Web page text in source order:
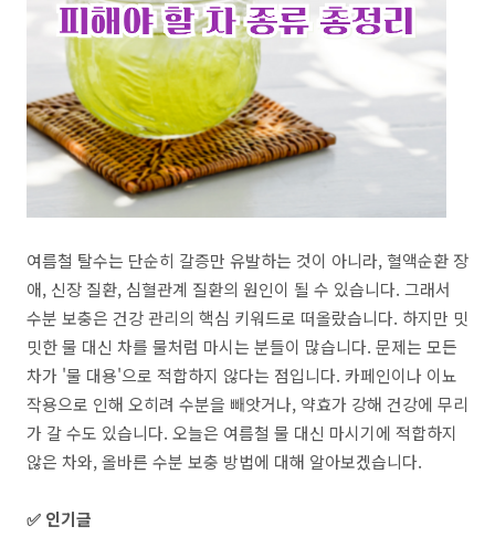
여름철 탈수는 단순히 갈증만 유발하는 것이 아니라, 혈액순환 장
애, 신장 질환, 심혈관계 질환의 원인이 될 수 있습니다. 그래서
수분 보충은 건강 관리의 핵심 키워드로 떠올랐습니다. 하지만 밋
밋한 물 대신 차를 물처럼 마시는 분들이 많습니다. 문제는 모든
차가 '물 대용'으로 적합하지 않다는 점입니다. 카페인이나 이뇨
작용으로 인해 오히려 수분을 빼앗거나, 약효가 강해 건강에 무리
가 갈 수도 있습니다. 오늘은 여름철 물 대신 마시기에 적합하지
않은 차와, 올바른 수분 보충 방법에 대해 알아보겠습니다.
✅ 인기글